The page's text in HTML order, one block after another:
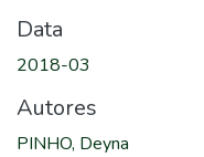
Data
2018-03
Autores
PINHO, Deyna